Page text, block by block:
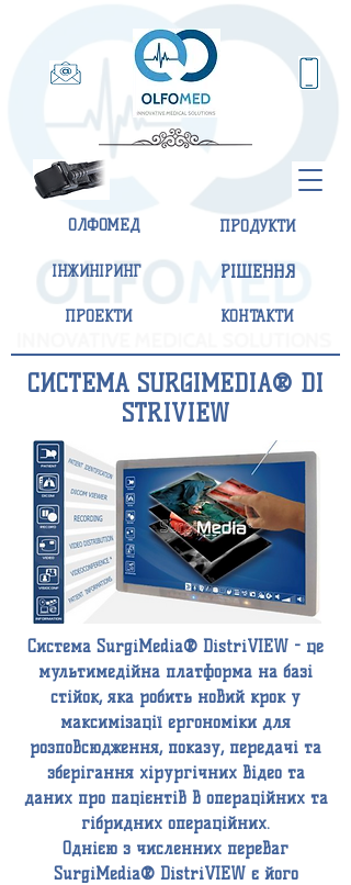
ОЛФОМЕД ПРОДУКТИ
ІНЖИНІРИНГ
ПРОЕКТИ КОНТАКТИ
РІШЕННЯ
СИСТЕМА SURGIMEDIA® DI
STRIVIEW
Система SurgiMedia® DistriVIEW - це
мультимедійна платформа на базі
стійок, яка робить новий крок у
максимізації ергономіки для
розповсюдження, показу, передачі та
зберігання хірургічних відео та
даних про пацієнтів в операційних та
гібридних операційних.
Однією з численних переваг
SurgiMedia® DistriVIEW є його